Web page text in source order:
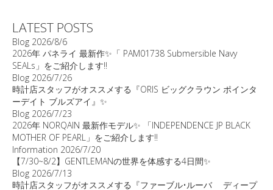
LATEST POSTS
Blog 2026/8/6
2026年 パネライ 最新作✨「 PAM01738 Submersible Navy
SEALs」をご紹介します‼️
Blog 2026/7/26
時計店スタッフがオススメする『ORIS ビッグクラウン ポインタ
ーデイト ブルズアイ』✨
Blog 2026/7/23
2026年 NORQAIN 最新作モデル✨ 「INDEPENDENCE JP BLACK
MOTHER OF PEARL」をご紹介します‼️
Information 2026/7/20
【7/30~8/2】GENTLEMANの世界を体感する4日間✨
Blog 2026/7/13
時計店スタッフがオススメする『ファーブル•ルーバ ディープ